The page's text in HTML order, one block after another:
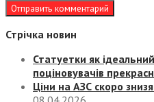
Стрічка новин
Статуетки як
поціновувачів
Ціни на АЗС скоро